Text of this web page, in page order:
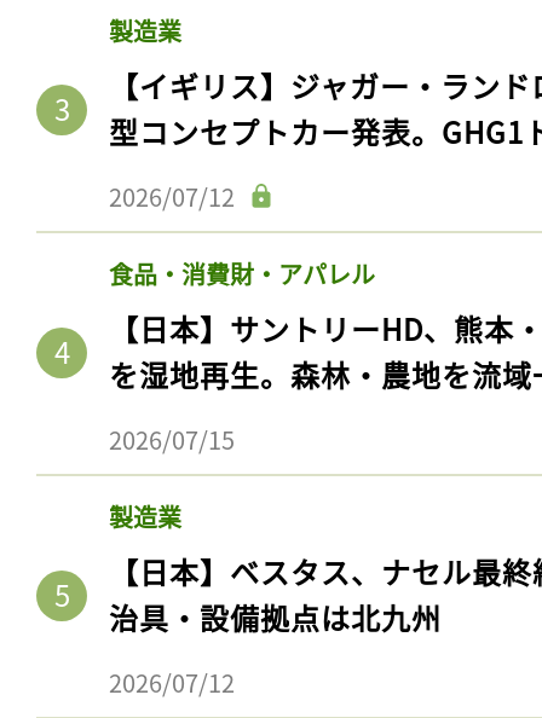
製造業
【イギリス】ジャガー・ラン
型コンセプトカー発表。GHG1
2026/07/12
食品・消費財・アパレル
【日本】サントリーHD、熊本
を湿地再生。森林・農地を流
2026/07/15
製造業
【日本】ベスタス、ナセル最
治具・設備拠点は北九州
2026/07/12